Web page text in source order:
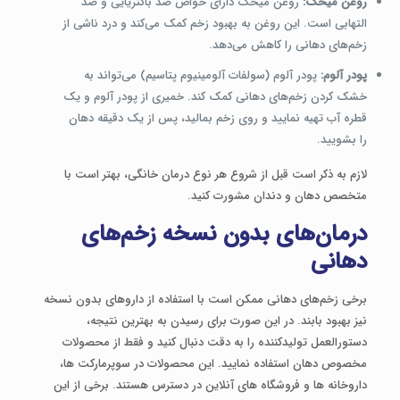
التهابی است. این روغن به بهبود زخم کمک می‌کند و درد ناشی از
زخم‌های دهانی را کاهش می‌دهد.
پودر آلوم: پودر آلوم (سولفات آلومینیوم پتاسیم) می‌تواند به
خشک کردن زخم‌های دهانی کمک کند. خمیری از پودر آلوم و یک
قطره آب تهیه نمایید و روی زخم بمالید، پس از یک دقیقه دهان
را بشویید.
لازم به ذکر است قبل از شروع هر نوع درمان خانگی، بهتر است با
متخصص دهان و دندان مشورت کنید.
درمان‌های بدون نسخه زخم‌های
دهانی
برخی زخم‌های دهانی ممکن است با استفاده از داروهای بدون نسخه
نیز بهبود بابند. در این صورت برای رسیدن به بهترین نتیجه،
دستورالعمل تولیدکننده را به دقت دنبال کنید و فقط از محصولات
مخصوص دهان استفاده نمایید. این محصولات در سوپرمارکت ‌ها،
داروخانه‌ ها و فروشگاه ‌های آنلاین در دسترس هستند. برخی از این